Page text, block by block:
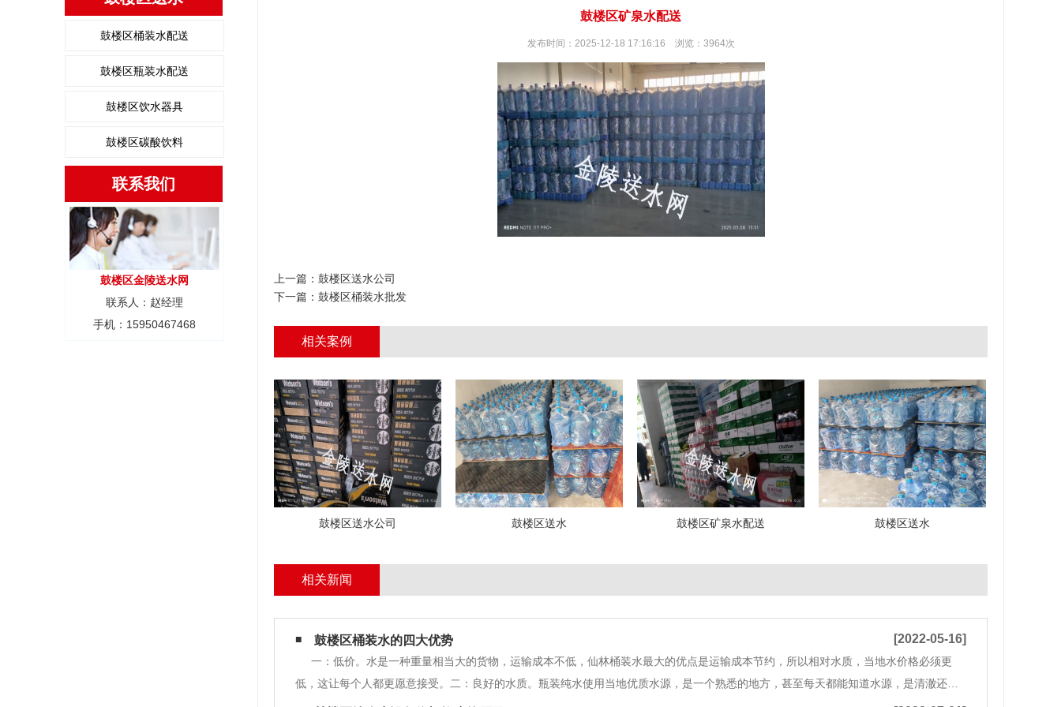
鼓楼区桶装水配送
鼓楼区瓶装水配送
鼓楼区饮水器具
鼓楼区碳酸饮料
联系我们
鼓楼区金陵送水网
联系人：赵经理
手机：15950467468
鼓楼区矿泉水配送
发布时间：2025-12-18 17:16:16 浏览：3964次
上一篇： 鼓楼区送水公司
下一篇： 鼓楼区桶装水批发
相关案例
鼓楼区送水公司 鼓楼区送水 鼓楼区矿泉水配送 鼓楼区送水
相关新闻
鼓楼区桶装水的四大优势 [2022-05-16]
一：低价。水是一种重量相当大的货物，运输成本不低，仙林桶装水最大的优点是运输成本节约，所以相对水质，当地水价格必须更
低，这让每个人都更愿意接受。二：良好的水质。瓶装纯水使用当地优质水源，是一个熟悉的地方，甚至每天都能知道水源，是清澈还是